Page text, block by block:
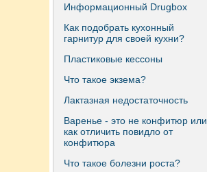
Информационный Drugbox
Как подобрать кухонный
гарнитур для своей кухни?
Пластиковые кессоны
Что такое экзема?
Лактазная недостаточность
Варенье - это не конфитюр или
как отличить повидло от
конфитюра
Что такое болезни роста?